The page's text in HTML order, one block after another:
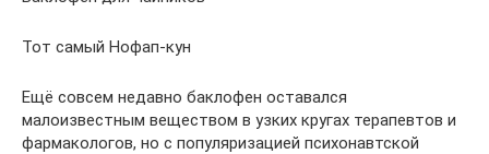
Тот самый Нофап-кун
Ещё совсем недавно баклофен оставался
малоизвестным веществом в узких кругах терапевтов и
фармакологов, но с популяризацией психонавтской